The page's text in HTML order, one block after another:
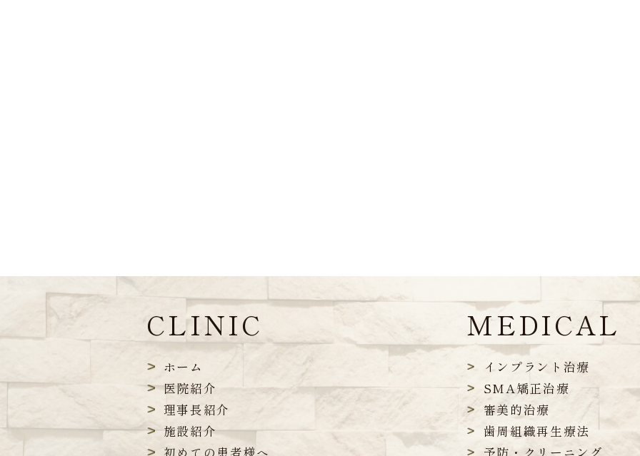
CLINIC
ホーム
医院紹介
理事長紹介
施設紹介
初めての患者様へ
MEDICAL
インプラント治療
SMA矯正治療
審美的治療
歯周組織再生療法
予防・クリーニング